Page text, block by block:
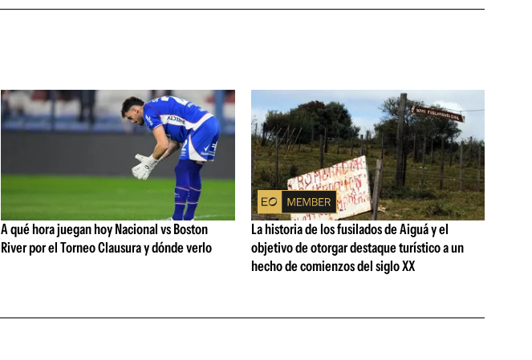
A qué hora juegan hoy Nacional vs Boston
River por el Torneo Clausura y dónde verlo
La historia de los fusilados de Aiguá y el
objetivo de otorgar destaque turístico a un
hecho de comienzos del siglo XX